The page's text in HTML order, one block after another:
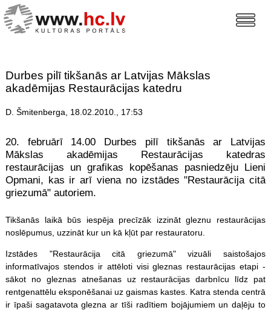
Durbes pilī tikšanās ar Latvijas Mākslas
akadēmijas Restaurācijas katedru
D. Šmitenberga, 18.02.2010., 17:53
20. februārī 14.00 Durbes pilī tikšanās ar Latvijas
Mākslas akadēmijas Restaurācijas katedras
restaurācijas un grafikas kopēšanas pasniedzēju Lieni
Opmani, kas ir arī viena no izstādes "Restaurācija citā
griezumā" autoriem.
Tikšanās laikā būs iespēja precīzāk izzināt gleznu restaurācijas
noslēpumus, uzzināt kur un kā kļūt par restauratoru.
Izstādes "Restaurācija citā griezumā" vizuāli saistošajos
informatīvajos stendos ir attēloti visi gleznas restaurācijas etapi -
sākot no gleznas atnešanas uz restaurācijas darbnīcu līdz pat
rentgenattēlu eksponēšanai uz gaismas kastes. Katra stenda centrā
ir īpaši sagatavota glezna ar tīši radītiem bojājumiem un daļēju to